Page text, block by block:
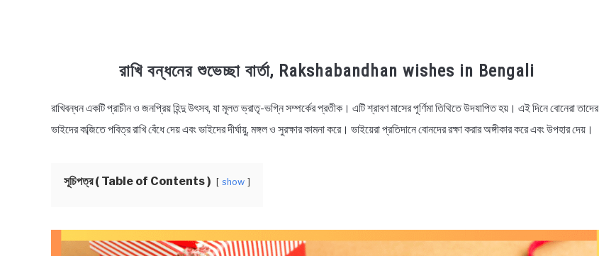
রাখি বন্ধনের শুভেচ্ছা বার্তা, Rakshabandhan wishes in Bengali
in
Bengali
রাখিবন্ধন একটি প্রাচীন ও জনপ্রিয় হিন্দু উৎসব, যা মূলত ভ্রাতৃ-ভগ্নি সম্পর্কের প্রতীক। এটি শ্রাবণ মাসের পূর্ণিমা তিথিতে উদযাপিত হয়। এই দিনে বোনেরা তাদের
ভাইদের কব্জিতে পবিত্র রাখি বেঁধে দেয় এবং ভাইদের দীর্ঘায়ু, মঙ্গল ও সুরক্ষার কামনা করে। ভাইয়েরা প্রতিদানে বোনদের রক্ষা করার অঙ্গীকার করে এবং উপহার দেয়।
সূচিপত্র ( Table of Contents ) show